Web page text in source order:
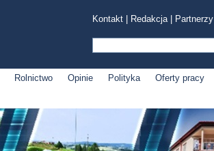
Kontakt Redakcja| Partnerzy
Rolnictwo Opinie Polityka Oferty pracy